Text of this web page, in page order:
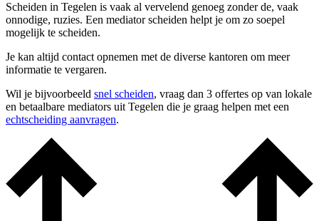
Scheiden in Tegelen is vaak al vervelend genoeg zonder de, vaak
onnodige, ruzies. Een mediator scheiden helpt je om zo soepel
mogelijk te scheiden.
Je kan altijd contact opnemen met de diverse kantoren om meer
informatie te vergaren.
Wil je bijvoorbeeld snel scheiden, vraag dan 3 offertes op van lokale
en betaalbare mediators uit Tegelen die je graag helpen met een
echtscheiding aanvragen.